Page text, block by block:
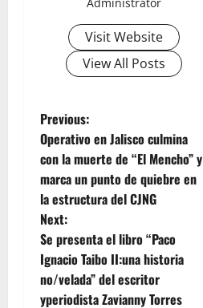
Visit Website
View All Posts
P
o
s
t
n
a
Previous:
Operativo en Jalisco culmina
con la muerte de “El Mencho” y
marca un punto de quiebre en
la estructura del CJNG
Next:
Se presenta el libro “Paco
Ignacio Taibo II:una historia
no/velada” del escritor
yperiodista Zavianny Torres